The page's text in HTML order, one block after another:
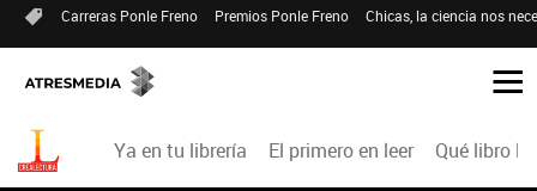
Carreras Ponle Freno Premios Ponle Freno Chicas, la ciencia nos
Ya en tu librería El primero en leer Qué libro